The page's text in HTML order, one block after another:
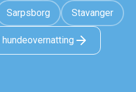
Sarpsborg Stavanger